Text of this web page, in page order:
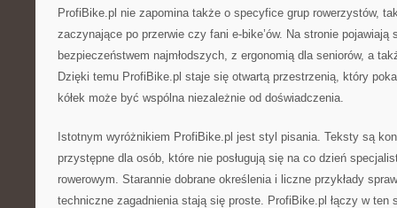
ProfiBike.pl nie zapomina także o specyfice grup rowerzystów,
zaczynające po przerwie czy fani e-bike’ów. Na stronie pojawiają
bezpieczeństwem najmłodszych, z ergonomią dla seniorów, a
Dzięki temu ProfiBike.pl staje się otwartą przestrzenią, który
kółek może być wspólna niezależnie od doświadczenia.
Istotnym wyróżnikiem ProfiBike.pl jest styl pisania. Teksty są
przystępne dla osób, które nie posługują się na co dzień
rowerowym. Starannie dobrane określenia i liczne przykłady
techniczne zagadnienia stają się proste. ProfiBike.pl łączy w ten